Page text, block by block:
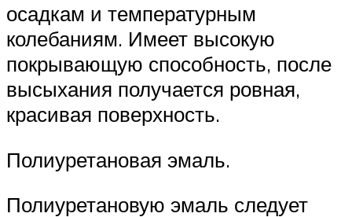
осадкам и температурным
колебаниям. Имеет высокую
покрывающую способность, после
высыхания получается ровная,
красивая поверхность.
Полиуретановая эмаль.
Полиуретановую эмаль следует